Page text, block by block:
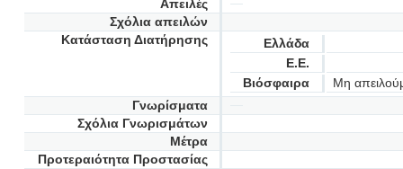
Απειλές
Σχόλια απειλών
Κατάσταση Διατήρησης
Ελλάδα
Ε.Ε.
Βιόσφαιρα
Μη
Γνωρίσματα
Σχόλια Γνωρισμάτων
Μέτρα
Προτεραιότητα Προστασίας